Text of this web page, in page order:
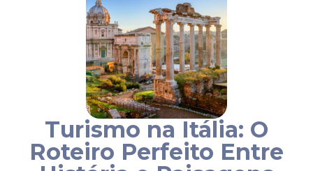
Turismo na Itália: O
Roteiro Perfeito Entre